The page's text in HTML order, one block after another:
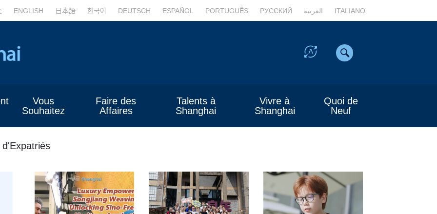
ENGLISH 日本語 한국어 DEUTSCH ESPAÑOL PORTUGUÊS РУССКИЙ العربية ITALIANO
Vous
Souhaitez
Faire des
Affaires
Talents à
Shanghai
Vivre à
Shanghai
Quoi de
Neuf